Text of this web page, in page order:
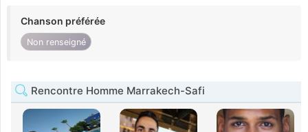
Chanson préférée
Non renseigné
Rencontre Homme Marrakech-Safi